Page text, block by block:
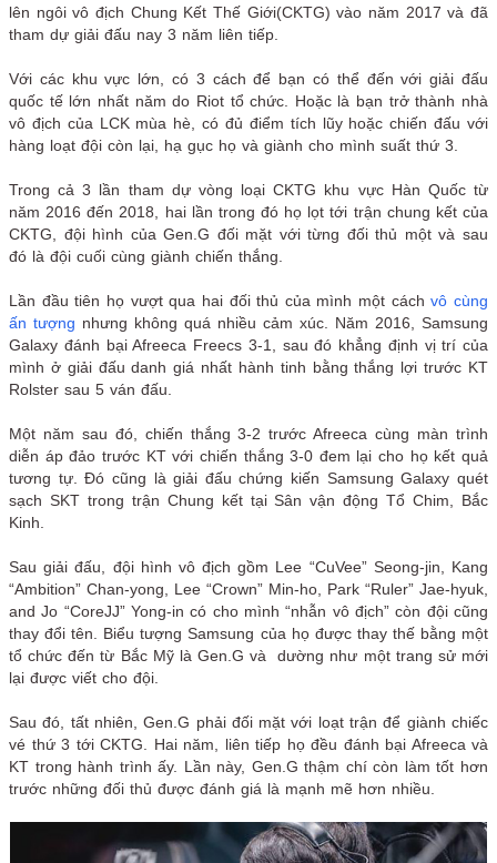
lên ngôi vô địch Chung Kết Thế Giới(CKTG) vào năm 2017 và đã
tham dự giải đấu nay 3 năm liên tiếp.
Với các khu vực lớn, có 3 cách để bạn có thể đến với giải đấu
quốc tế lớn nhất năm do Riot tổ chức. Hoặc là bạn trở thành nhà
vô địch của LCK mùa hè, có đủ điểm tích lũy hoặc chiến đấu với
hàng loạt đội còn lại, hạ gục họ và giành cho mình suất thứ 3.
Trong cả 3 lần tham dự vòng loại CKTG khu vực Hàn Quốc từ
năm 2016 đến 2018, hai lần trong đó họ lọt tới trận chung kết của
CKTG, đội hình của Gen.G đối mặt với từng đối thủ một và sau
đó là đội cuối cùng giành chiến thắng.
Lần đầu tiên họ vượt qua hai đối thủ của mình một cáchvô cùng
ấn tượng nhưng không quá nhiều cảm xúc. Năm 2016, Samsung
Galaxy đánh bại Afreeca Freecs 3-1, sau đó khẳng định vị trí của
mình ở giải đấu danh giá nhất hành tinh bằng thắng lợi trước KT
Rolster sau 5 ván đấu.
Một năm sau đó, chiến thắng 3-2 trước Afreeca cùng màn trình
diễn áp đảo trước KT với chiến thắng 3-0 đem lại cho họ kết quả
tương tự. Đó cũng là giải đấu chứng kiến Samsung Galaxy quét
sạch SKT trong trận Chung kết tại Sân vận động Tổ Chim, Bắc
Kinh.
Sau giải đấu, đội hình vô địch gồm Lee “CuVee” Seong-jin, Kang
“Ambition” Chan-yong, Lee “Crown” Min-ho, Park “Ruler” Jae-hyuk,
and Jo “CoreJJ” Yong-in có cho mình “nhẫn vô địch” còn đội cũng
thay đổi tên. Biểu tượng Samsung của họ được thay thế bằng một
tổ chức đến từ Bắc Mỹ là Gen.G và dường như một trang sử mới
lại được viết cho đội.
Sau đó, tất nhiên, Gen.G phải đối mặt với loạt trận để giành chiếc
vé thứ 3 tới CKTG. Hai năm, liên tiếp họ đều đánh bại Afreeca và
KT trong hành trình ấy. Lần này, Gen.G thậm chí còn làm tốt hơn
trước những đối thủ được đánh giá là mạnh mẽ hơn nhiều.